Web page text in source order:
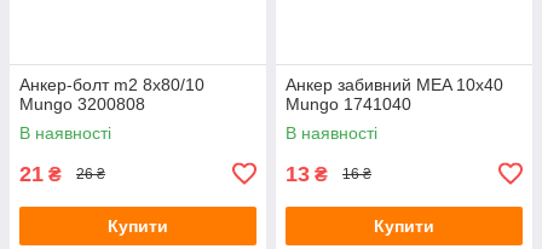
Анкер-болт m2 8х80/10
Mungo 3200808
В наявності
21 ₴ 26 ₴
Купити
Анкер забивний MEA 10x40
Mungo 1741040
В наявності
13 ₴ 16 ₴
Купити